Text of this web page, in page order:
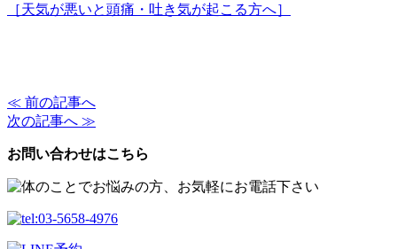
［天気が悪いと頭痛・吐き気が起こる方へ］
≪ 前の記事へ
次の記事へ ≫
お問い合わせはこちら